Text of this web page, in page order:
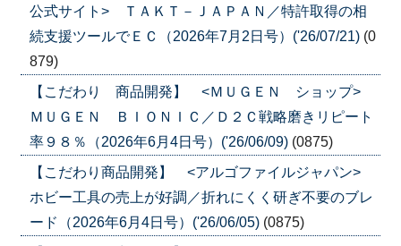
公式サイト> ＴＡＫＴ－ＪＡＰＡＮ／特許取得の相
続支援ツールでＥＣ（2026年7月2日号）('26/07/21) (0
879)
【こだわり 商品開発】 <ＭＵＧＥＮ ショップ>
ＭＵＧＥＮ ＢＩＯＮＩＣ／Ｄ２Ｃ戦略磨きリピート
率９８％（2026年6月4日号）('26/06/09) (0875)
【こだわり商品開発】 <アルゴファイルジャパン>
ホビー工具の売上が好調／折れにくく研ぎ不要のブレ
ード（2026年6月4日号）('26/06/05) (0875)